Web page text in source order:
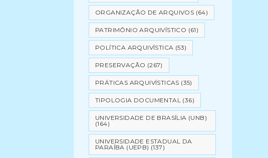
ORGANIZAÇÃO DE ARQUIVOS (64)
PATRIMÔNIO ARQUIVÍSTICO (61)
POLÍTICA ARQUIVÍSTICA (53)
PRESERVAÇÃO (267)
PRÁTICAS ARQUIVÍSTICAS (35)
TIPOLOGIA DOCUMENTAL (36)
UNIVERSIDADE DE BRASÍLIA (UNB)
(164)
UNIVERSIDADE ESTADUAL DA
PARAÍBA (UEPB) (137)